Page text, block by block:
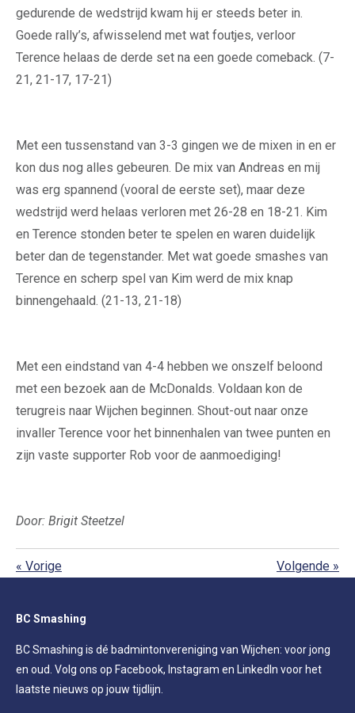
gedurende de wedstrijd kwam hij er steeds beter in.
Goede rally’s, afwisselend met wat foutjes, verloor
Terence helaas de derde set na een goede comeback. (7-
21, 21-17, 17-21)
Met een tussenstand van 3-3 gingen we de mixen in en er
kon dus nog alles gebeuren. De mix van Andreas en mij
was erg spannend (vooral de eerste set), maar deze
wedstrijd werd helaas verloren met 26-28 en 18-21. Kim
en Terence stonden beter te spelen en waren duidelijk
beter dan de tegenstander. Met wat goede smashes van
Terence en scherp spel van Kim werd de mix knap
binnengehaald. (21-13, 21-18)
Met een eindstand van 4-4 hebben we onszelf beloond
met een bezoek aan de McDonalds. Voldaan kon de
terugreis naar Wijchen beginnen. Shout-out naar onze
invaller Terence voor het binnenhalen van twee punten en
zijn vaste supporter Rob voor de aanmoediging!
Door: Brigit Steetzel
« Vorige Volgende »
BC Smashing
BC Smashing is dé badmintonvereniging van Wijchen: voor jong
en oud. Volg ons op Facebook, Instagram en LinkedIn voor het
laatste nieuws op jouw tijdlijn.